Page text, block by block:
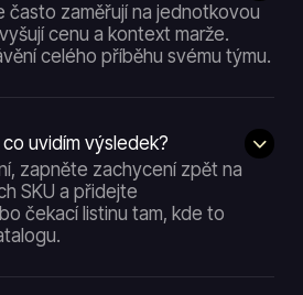
často zaměřují na jednotkovou
cenu a kontext marže.
celého příběhu svému týmu.
uvidím výsledek?
zapněte zachycení zpět na
SKU a přidejte
čekací listinu tam, kde to